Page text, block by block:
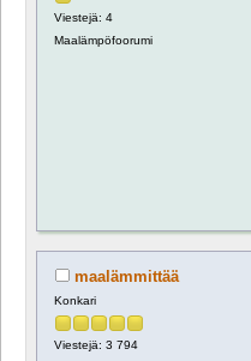
Viestejä: 4
Maalämpöfoorumi
maalämmittää
Konkari
Viestejä: 3 794